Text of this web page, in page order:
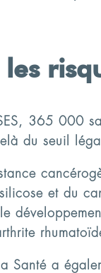
365 000
du seuil légal
et du
Santé a